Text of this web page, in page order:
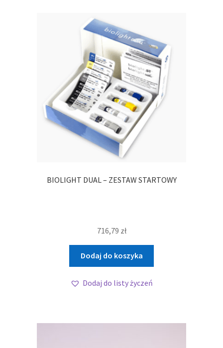
BIOLIGHT DUAL – ZESTAW STARTOWY
716,79 zł
Dodaj do koszyka
Dodaj do listy życzeń